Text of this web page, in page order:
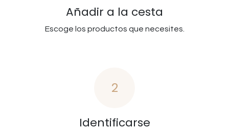
Añadir a la cesta
Escoge los productos que necesites.
2
Identificarse